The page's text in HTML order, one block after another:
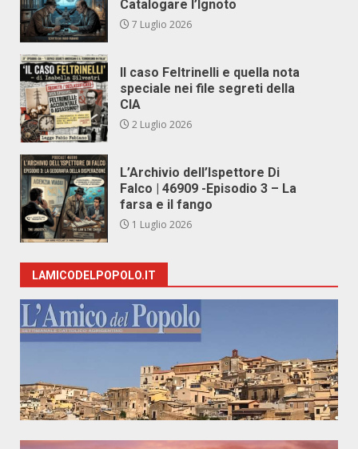
Catalogare l’Ignoto
7 Luglio 2026
Il caso Feltrinelli e quella nota
speciale nei file segreti della
CIA
2 Luglio 2026
L’Archivio dell’Ispettore Di
Falco | 46909 -Episodio 3 – La
farsa e il fango
1 Luglio 2026
LAMICODELPOPOLO.IT